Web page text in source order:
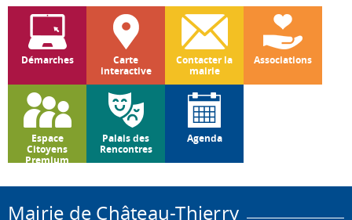
Démarches
Carte
interactive
Contacter la
mairie
Associations
Espace
Citoyens
Premium
Palais des
Rencontres
Agenda
Mairie de Château-Thierry